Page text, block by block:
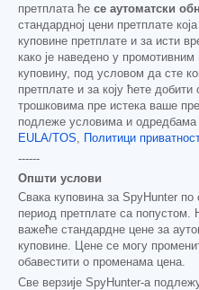
претплата ће се аутоматски
стандардној цени претплате
куповине претплате и за исти
како је наведено у
куповину, под условом да сте
претплате и за коју ћете
трошковима пре истека ваше
подлеже условима и одредбама
EULA/TOS, Политици
------
Општи услови
Свака куповина за SpyHunter
период претплате са попустом.
важеће стандардне цене за
куповине. Цене се могу
обавестити о променама цена.
Све верзије SpyHunter-а